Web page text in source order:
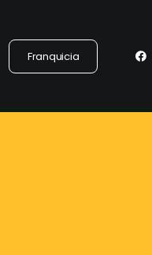
Franquicia